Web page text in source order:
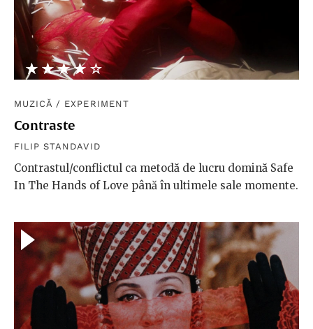
★★★★★
☆☆☆☆☆
MUZICĂ / EXPERIMENT
Contraste
FILIP STANDAVID
Contrastul/conflictul ca metodă de lucru domină Safe
In The Hands of Love până în ultimele sale momente.